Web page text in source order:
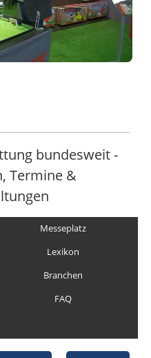
bundesweit -
Termine &
Messeplatz
Lexikon
Branchen
FAQ